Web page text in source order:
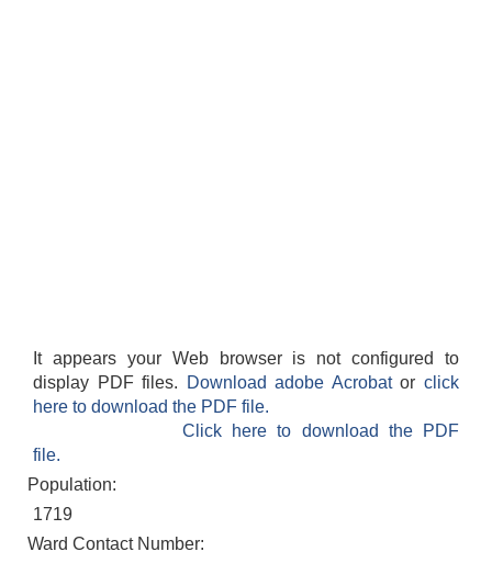
It appears your Web browser is not configured to
display PDF files.
Download adobe Acrobatorclick
here to download the PDF file.
Click here to download the PDF
file.
Population:
1719
Ward Contact Number: